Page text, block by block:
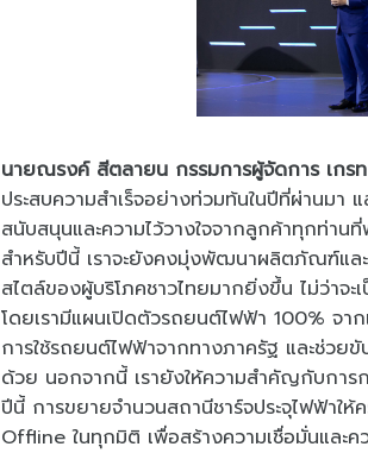
นายณรงค์ สีตลายน กรรมการผู้จัดการ เกร
ประสบความสำเร็จอย่างท่วมท้นในปีที่ผ่านม
สนับสนุนและความไว้วางใจจากลูกค้าทุกท่าน
สำหรับปีนี้ เราจะยังคงมุ่งพัฒนาผลิตภัณฑ์แล
สไตล์ของผู้บริโภคชาวไทยมากยิ่งขึ้น ไม่ว่า
โดยเรามีแผนเปิดตัวรถยนต์ไฟฟ้า 100% จ
การใช้รถยนต์ไฟฟ้าจากทางภาครัฐ และช่วย
ด้วย นอกจากนี้ เรายังให้ความสำคัญกับการ
ปีนี้ การขยายจำนวนสถานีชาร์จประจุไฟฟ้าใ
Offline ในทุกมิติ เพื่อสร้างความเชื่อมั่นและ